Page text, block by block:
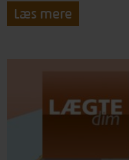
Læs mere